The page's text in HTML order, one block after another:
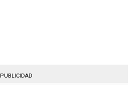
PUBLICIDAD